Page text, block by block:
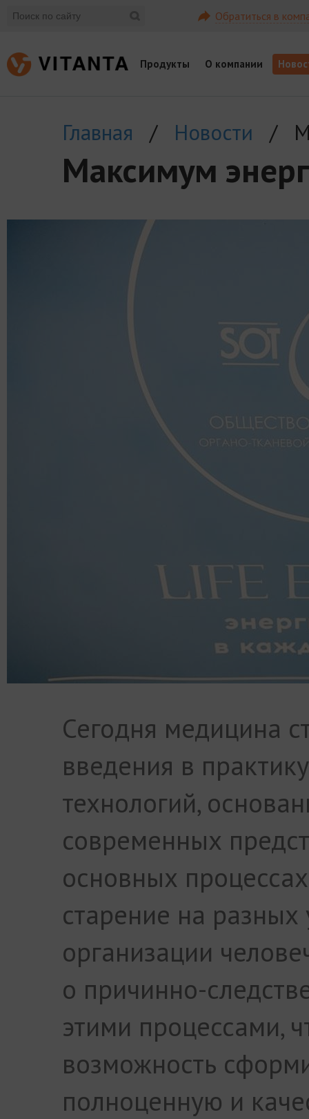
Обратиться в
Продукты О компании
Главная / Новости /
Максимум
Сегодня медицина
введения в
технологий,
современных
основных
старение на разных
организации
о причинно-
этими процессами,
возможность
полноценную и